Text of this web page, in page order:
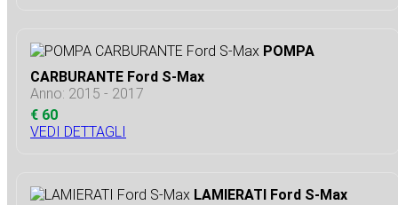
POMPA
CARBURANTE Ford S-Max
Anno: 2015 - 2017
€ 60
VEDI DETTAGLI
LAMIERATI Ford S-Max